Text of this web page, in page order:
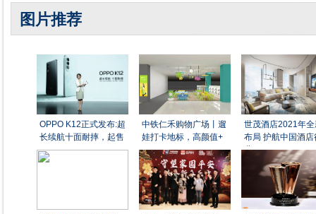
图片推荐
OPPO K12正式发布:超
长续航十面耐摔，起售
中铁仁禾购物广场丨遛
娃打卡地标，高颜值+
世茂酒店2021年全
布局 护航中国酒店
业